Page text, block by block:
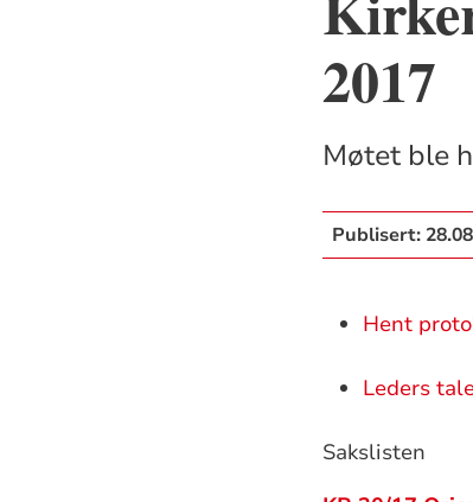
2017
Møtet ble
Publisert:
Hent
Leders
Sakslisten